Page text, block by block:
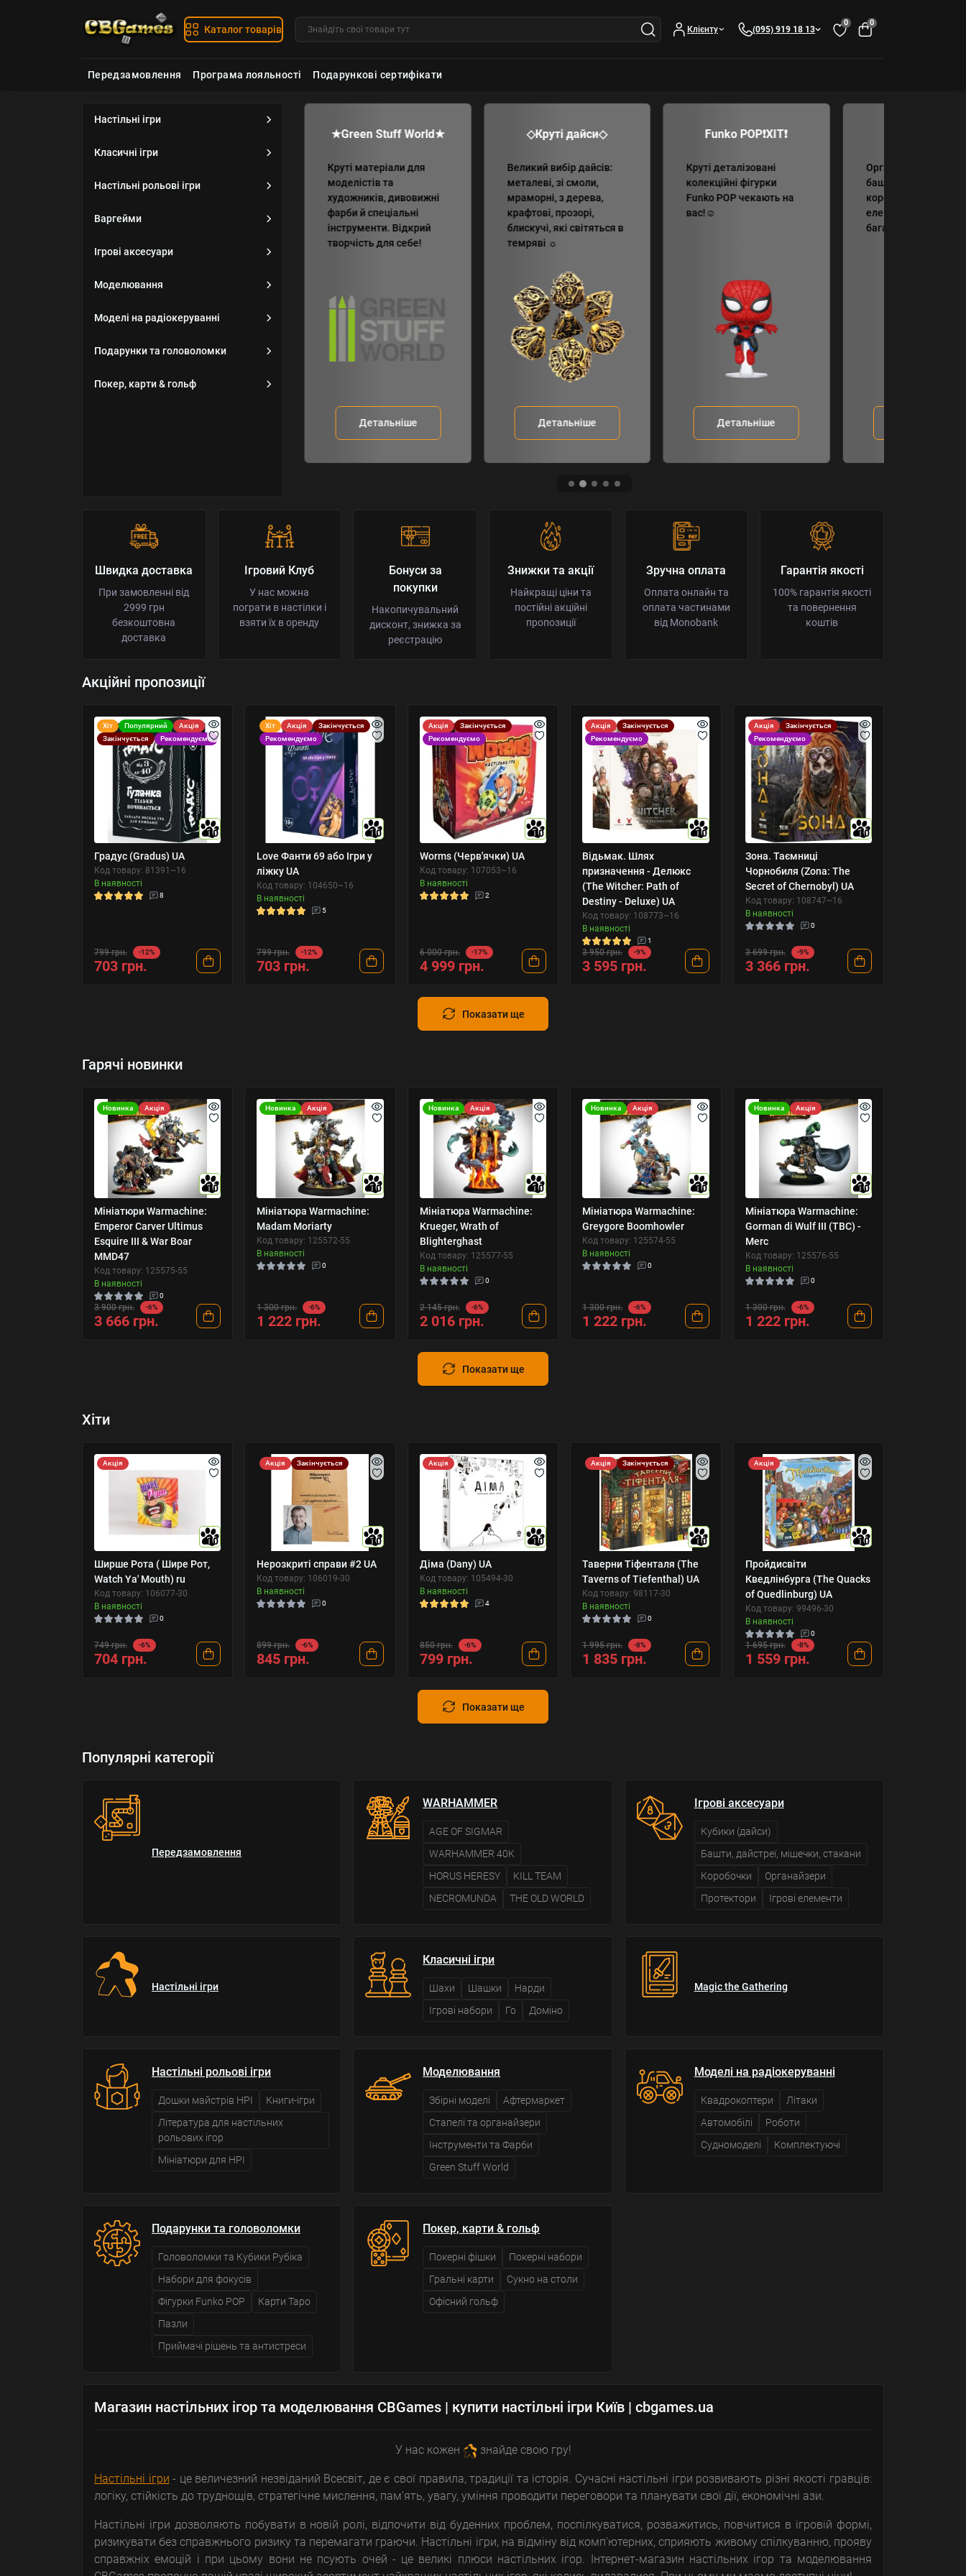
Каталог товарів
Настільні ігри
Класичні ігри
Настільні рольові ігри
Варгейми
Ігрові аксесуари
Моделювання
Моделі на радіокеруванні
Подарунки та головоломки
Покер, карти & гольф
Клієнту (095) 919 18 13
0 0
Передзамовлення Програма лояльності Подарункові сертифікати
StarCraft❗️
Атмосферна, епічна,
★Green Stuff World★
Круті матеріали для
моделістів та
художників, дивовижні
фарби й спеціальні
інструменти. Відкрий
творчість для себе!
Детальніше
◇Круті дайси◇
Великий вибір дайсів:
металеві, зі смоли,
мраморні, з дерева,
крафтові, прозорі,
блискучі, які світяться в
темряві ☼
Детальніше
Funko POP❗️ХІТ❗️
Круті деталізовані
колекційні фігурки
Funko POP чекають на
вас!☺
Детальніше
Органайзери,
башти, мішечки,
коробочки, ігрові
елементи та багато-
багато іншого ☺
Швидка доставка
При замовленні від
2999 грн
безкоштовна
доставка
Ігровий Клуб
У нас можна
пограти в настілки і
взяти їх в оренду
Бонуси за
покупки
Накопичувальний
дисконт, знижка за
реєстрацію
Знижки та акції
Найкращі ціни та
постійні акційні
пропозиції
Зручна оплата
Оплата онлайн та
оплата частинами
від Monobank
Гарантія якості
100% гарантія якості
та повернення
коштів
Акційні пропозиції
Хіт Популярний
Акція
Закінчується
Рекомендуємо
10
Градус (Gradus) UA
Код товару: 81391~16
В наявності
8
799 грн. -12%
703 грн.
Хіт Акція
Закінчується
Рекомендуємо
10
Love Фанти 69 або Ігри у
ліжку UA
Код товару: 104650~16
В наявності
5
799 грн. -12%
703 грн.
Акція
Закінчується
Рекомендуємо
10
Worms (Черв'ячки) UA
Код товару: 107053~16
В наявності
2
6 000 грн. -17%
4 999 грн.
Акція
Закінчується
Рекомендуємо
10
Відьмак. Шлях
призначення - Делюкс
(The Witcher: Path of
Destiny - Deluxe) UA
Код товару: 108773~16
В наявності
1
3 950 грн. -9%
3 595 грн.
Акція
Закінчується
Рекомендуємо
10
Зона. Таємниці
Чорнобиля (Zona: The
Secret of Chernobyl) UA
Код товару: 108747~16
В наявності
0
3 699 грн. -9%
3 366 грн.
Показати ще
Гарячі новинки
Новинка Акція
10
Мініатюри Warmachine:
Emperor Carver Ultimus
Esquire III & War Boar
MMD47
Код товару: 125575-55
В наявності
0
3 900 грн. -6%
3 666 грн.
Новинка Акція
10
Мініатюра Warmachine:
Madam Moriarty
Код товару: 125572-55
В наявності
0
1 300 грн. -6%
1 222 грн.
Новинка Акція
10
Мініатюра Warmachine:
Krueger, Wrath of
Blighterghast
Код товару: 125577-55
В наявності
0
2 145 грн. -6%
2 016 грн.
Новинка Акція
10
Мініатюра Warmachine:
Greygore Boomhowler
Код товару: 125574-55
В наявності
0
1 300 грн. -6%
1 222 грн.
Новинка Акція
10
Мініатюра Warmachine:
Gorman di Wulf III (TBC) -
Merc
Код товару: 125576-55
В наявності
0
1 300 грн. -6%
1 222 грн.
Показати ще
Хіти
Акція
10
Ширше Рота ( Шире Рот,
Watch Ya' Mouth) ru
Код товару: 106077-30
В наявності
0
749 грн. -6%
704 грн.
Акція Закінчується
10
Нерозкриті справи #2 UA
Код товару: 106019-30
В наявності
0
899 грн. -6%
845 грн.
Акція
10
Діма (Dany) UA
Код товару: 105494-30
В наявності
4
850 грн. -6%
799 грн.
Акція Закінчується
10
Таверни Тіфенталя (The
Taverns of Tiefenthal) UA
Код товару: 98117-30
В наявності
0
1 995 грн. -8%
1 835 грн.
Акція
10
Пройдисвіти
Кведлінбурга (The Quacks
of Quedlinburg) UA
Код товару: 99496-30
В наявності
0
1 695 грн. -8%
1 559 грн.
Показати ще
Популярні категорії
Передзамовлення
WARHAMMER
AGE OF SIGMAR
WARHAMMER 40K
HORUS HERESY
KILL TEAM
NECROMUNDA
THE OLD WORLD
Ігрові аксесуари
Кубики (дайси)
Башти, дайстреї, мішечки, стакани
Коробочки
Органайзери
Протектори
Ігрові елементи
Настільні ігри
Класичні ігри
Шахи Шашки
Нарди
Ігрові набори
Го Доміно
Magic the Gathering
Настільні рольові ігри
Дошки майстрів НРІ
Книги-ігри
Література для настільних
рольових ігор
Мініатюри для НРІ
Моделювання
Збірні моделі
Афтермаркет
Стапелі та органайзери
Інструменти та Фарби
Green Stuff World
Моделі на радіокеруванні
Квадрокоптери
Літаки
Автомобілі
Роботи
Судномоделі
Комплектуючі
Подарунки та головоломки
Головоломки та Кубики Рубіка
Набори для фокусів
Фігурки Funko POP
Карти Таро
Пазли
Приймачі рішень та антистреси
Покер, карти & гольф
Покерні фішки
Покерні набори
Гральні карти
Сукно на столи
Офісний гольф
Магазин настільних ігор та моделювання CBGames | купити настільні ігри Київ | cbgames.ua
У нас кожен знайде свою гру!
Настільні ігри - це величезний незвіданий Всесвіт, де є свої правила, традиції та історія. Сучасні настільні ігри розвивають різні якості гравців:
логіку, стійкість до труднощів, стратегічне мислення, пам'ять, увагу, уміння проводити переговори та планувати свої дії, економічні ази.
Настільні ігри дозволяють побувати в новій ролі, відпочити від буденних проблем, поспілкуватися, розважитись, повчитися в ігровій формі,
ризикувати без справжнього ризику та перемагати граючи. Настільні ігри, на відміну від комп'ютерних, сприяють живому спілкуванню, прояву
справжніх емоцій і при цьому вони не псують очей - це великі плюси настільних ігор. Інтернет-магазин настільних ігор та моделювання